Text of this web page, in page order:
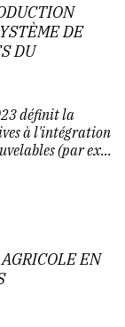
DE
DU
définit la
à l'intégration
(par ex...
EN